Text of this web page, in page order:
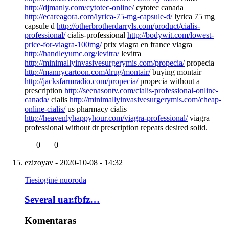
http://djmanly.com/cytotec-online/cytotec canada
http://ecareagora.com/lyrica-75-mg-capsule-d/lyrica 75 mg
capsule d http://otherbrotherdarryls.com/product/cialis-
professional/cialis-professional http://bodywit.com/lowest-
price-for-viagra-100mg/prix viagra en france viagra
http://handleyumc.org/levitra/levitra
http://minimallyinvasivesurgerymis.com/propecia/propecia
http://mannycartoon.com/drug/montair/buying montair
http://jacksfarmradio.com/propecia/propecia without a
prescription http://seenasontv.com/cialis-professional-online-
canada/cialis http://minimallyinvasivesurgerymis.com/cheap-
online-cialis/us pharmacy cialis
http://heavenlyhappyhour.com/viagra-professional/viagra
professional without dr prescription repeats desired solid.
0
0
ezizoyav - 2020-10-08 - 14:32
Tiesioginė nuoroda
Several uar.fbfz…
Komentaras